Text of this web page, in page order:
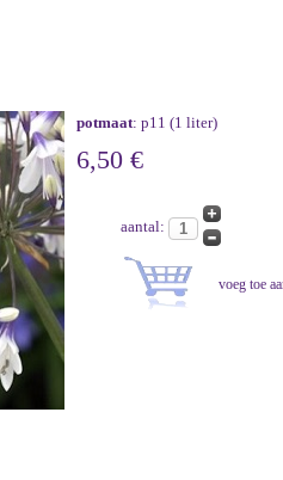
potmaat: p11 (1 liter)
6,50 €
aantal: